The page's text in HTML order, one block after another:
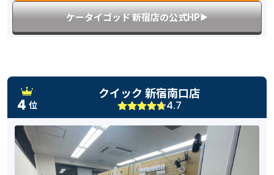
ケータイゴッド 新宿店の公式HP▶︎
4 位
クイック 新宿南口店
4.7